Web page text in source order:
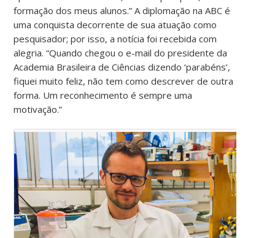
formação dos meus alunos.” A diplomação na ABC é
uma conquista decorrente de sua atuação como
pesquisador; por isso, a notícia foi recebida com
alegria. “Quando chegou o e-mail do presidente da
Academia Brasileira de Ciências dizendo ‘parabéns’,
fiquei muito feliz, não tem como descrever de outra
forma. Um reconhecimento é sempre uma
motivação.”